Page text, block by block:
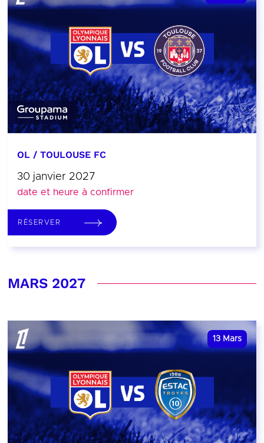
OL / TOULOUSE FC
30 janvier 2027
date et heure à confirmer
RÉSERVER
MARS 2027
13 Mars